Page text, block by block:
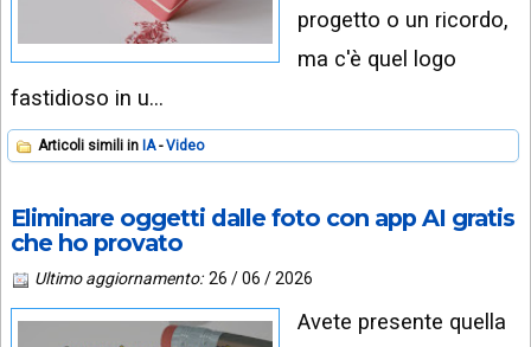
progetto o un ricordo,
ma c'è quel logo
fastidioso in u…
Articoli simili in IA Video
Eliminare oggetti dalle foto con app AI gratis
che ho provato
Ultimo aggiornamento: 26 / 06 / 2026
Avete presente quella